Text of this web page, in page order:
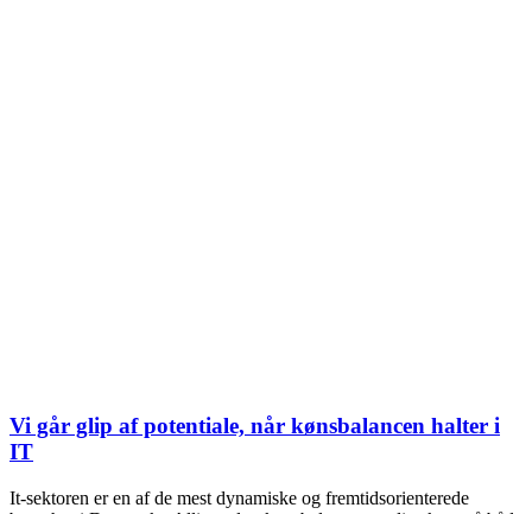
Vi går glip af potentiale, når kønsbalancen halter i
IT
It-sektoren er en af de mest dynamiske og fremtidsorienterede